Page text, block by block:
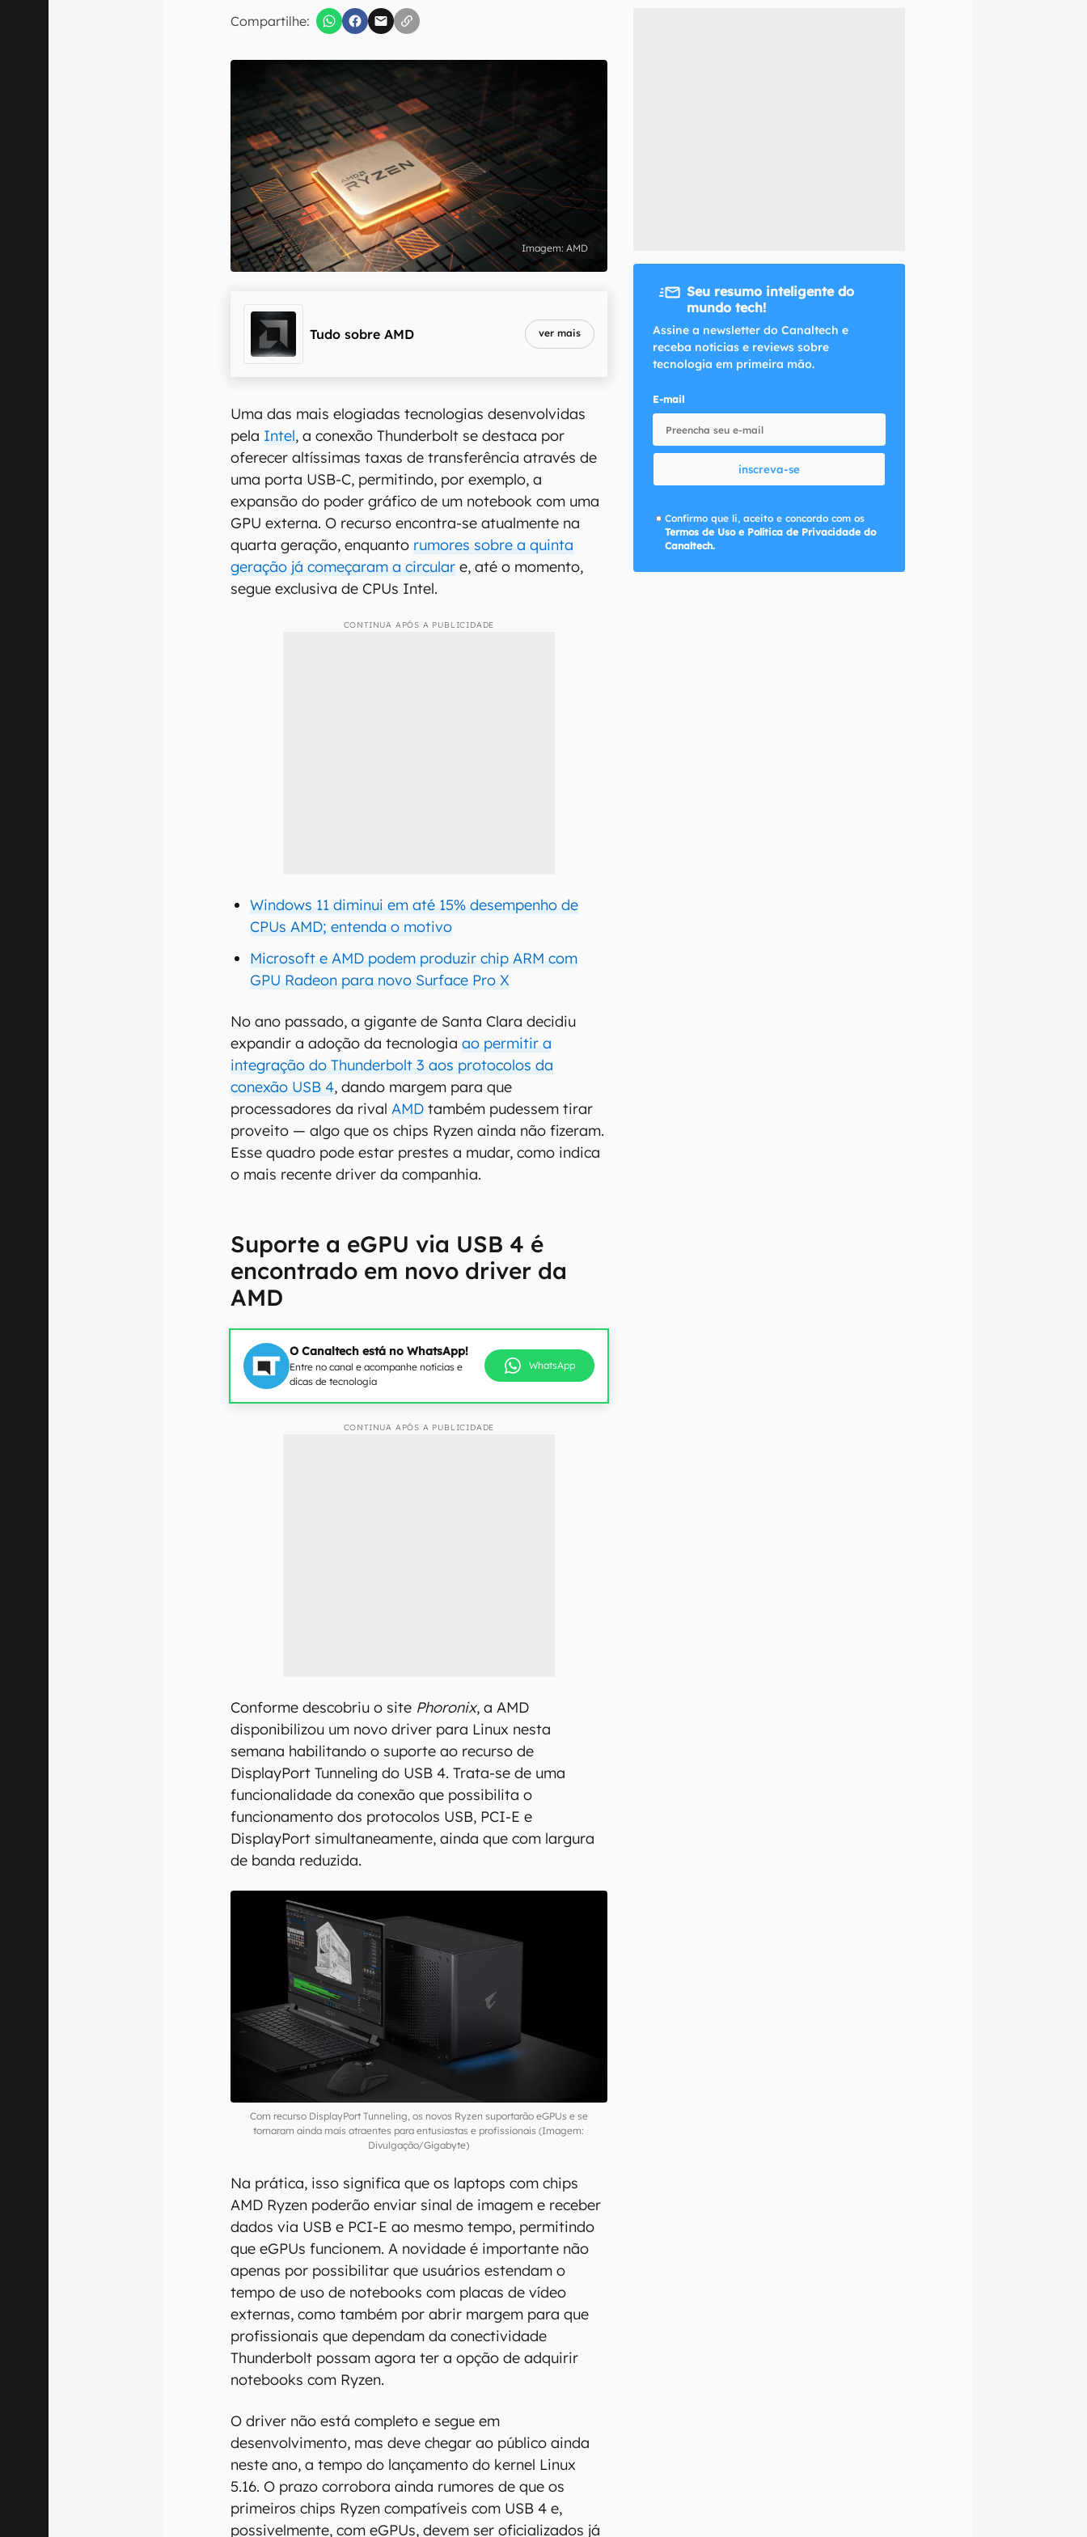
Compartilhe:
Confirmo que li, aceito e concordo com os Termos de Uso e Política de Privacidade do Canaltech.
AMD
Tudo sobre AMD ver mais
Uma das mais elogiadas tecnologias desenvolvidas
pela Intel, a conexão Thunderbolt se destaca por
oferecer altíssimas taxas de transferência através de
uma porta USB-C, permitindo, por exemplo, a
expansão do poder gráfico de um notebook com uma
GPU externa. O recurso encontra-se atualmente na
quarta geração, enquanto rumores sobre a quinta
geração já começaram a circular e, até o momento,
segue exclusiva de CPUs Intel.
CONTINUA APÓS A PUBLICIDADE
Windows 11 diminui em até 15% desempenho de
CPUs AMD; entenda o motivo
Microsoft e AMD podem produzir chip ARM com
GPU Radeon para novo Surface Pro X
No ano passado, a gigante de Santa Clara decidiu
expandir a adoção da tecnologiaao permitir a
integração do Thunderbolt 3 aos protocolos da
conexão USB 4, dando margem para que
processadores da rivalAMD também pudessem tirar
proveito — algo que os chips Ryzen ainda não fizeram.
Esse quadro pode estar prestes a mudar, como indica
o mais recente driver da companhia.
Suporte a eGPU via USB 4 é
encontrado em novo driver da
AMD
O Canaltech está no WhatsApp!
Entre no canal e acompanhe notícias e
dicas de tecnologia
WhatsApp
CONTINUA APÓS A PUBLICIDADE
Conforme descobriu o site Phoronix, a AMD
disponibilizou um novo driver para Linux nesta
semana habilitando o suporte ao recurso de
DisplayPort Tunneling do USB 4. Trata-se de uma
funcionalidade da conexão que possibilita o
funcionamento dos protocolos USB, PCI-E e
DisplayPort simultaneamente, ainda que com largura
de banda reduzida.
Com recurso DisplayPort Tunneling, os novos Ryzen suportarão eGPUs e se
tornaram ainda mais atraentes para entusiastas e profissionais (Imagem:
Divulgação/Gigabyte)
Na prática, isso significa que os laptops com chips
AMD Ryzen poderão enviar sinal de imagem e receber
dados via USB e PCI-E ao mesmo tempo, permitindo
que eGPUs funcionem. A novidade é importante não
apenas por possibilitar que usuários estendam o
tempo de uso de notebooks com placas de vídeo
externas, como também por abrir margem para que
profissionais que dependam da conectividade
Thunderbolt possam agora ter a opção de adquirir
notebooks com Ryzen.
O driver não está completo e segue em
desenvolvimento, mas deve chegar ao público ainda
neste ano, a tempo do lançamento do kernel Linux
5.16. O prazo corrobora ainda rumores de que os
primeiros chips Ryzen compatíveis com USB 4 e,
possivelmente, com eGPUs, devem ser oficializados já
Seu resumo inteligente do
mundo tech!
Assine a newsletter do Canaltech e
receba notícias e reviews sobre
tecnologia em primeira mão.
E-mail
inscreva-se
Confirmo que li, aceito e concordo com os
Termos de Uso e Política de Privacidade do
Canaltech.